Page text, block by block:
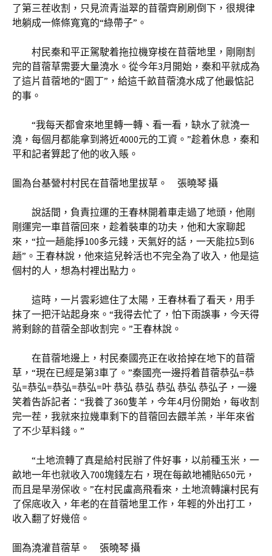
了第三茬收割，只見流青溢翠的苜蓿齊刷刷倒下，很規律
地躺成一條條寬寬的“綠帶子”。
村民秦和平正駕駛着拖拉機穿梭在苜蓿地里，剛剛割
完的苜蓿草需要大量澆水。從今年3月開始，秦和平就成為
了這片苜蓿地的“園丁”，給這千畝苜蓿澆水成了他最惦記
的事。
“我每天都會來地里轉一轉、看一看，缺水了就澆一
澆，每個月都能拿到將近4000元的工資。”趁着休息，秦和
平和記者算起了他的收入賬。
圖為台基營村村民在苜蓿地里拔草。 張曉琴 攝
說話間，負責拉運的王春林開着車走過了地頭，他剛
剛運完一車苜蓿回來，趁着裝車的功夫，他和大家聊起
來，“拉一趟能掙100多元錢，天氣好的話，一天能拉5到6
趟”。王春林說，他來這兒幹活也不完全為了收入，他是這
個村的人，想為村裡出點力。
這時，一片雲彩遮住了太陽，王春林看了看天，用手
抹了一把汗站起身來。“我得去忙了，怕下雨誤事，今天得
將剩餘的苜蓿全部收割完。”王春林說。
在苜蓿地邊上，村民秦國亮正在收拾掉在地下的苜蓿
草，“現在已經是第3車了。”秦國亮一邊捋着苜蓿恭弘=恭
弘=恭弘=恭弘=恭弘=叶 恭弘 恭弘 恭弘 恭弘 恭弘子，一邊
笑着告訴記者：“我養了360隻羊，今年4月份開始，每收割
完一茬，我就來拉幾車剩下的苜蓿回去餵羊羔，半年來省
了不少草料錢。”
“土地流轉了真是給村民辦了件好事，以前種玉米，一
畝地一年也就收入700塊錢左右，現在每畝地補貼650元，
而且是旱澇保收。”在村民盧高飛看來，土地流轉讓村民有
了保底收入，年老的在苜蓿地里工作，年輕的外出打工，
收入翻了好幾倍。
圖為澆灌苜蓿草。 張曉琴 攝